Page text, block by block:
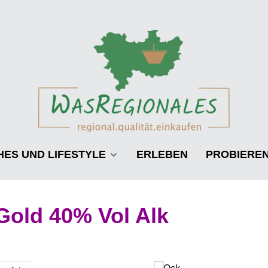
UND LIFESTYLE ERLEBEN
40% Vol Alk